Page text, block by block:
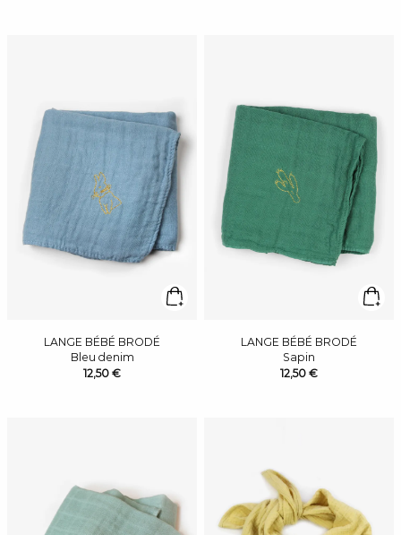
LANGE BÉBÉ BRODÉ
Bleu denim
12,50 €
LANGE BÉBÉ BRODÉ
Sapin
12,50 €